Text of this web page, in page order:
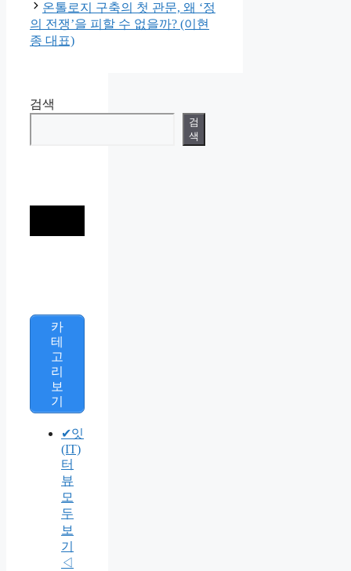
온톨로지 구축의 첫 관문, 왜 ‘정
의 전쟁’을 피할 수 없을까? (이현
종 대표)
검색
검
색
카
테
고
리
보
기
✔잇
(IT)
터
뷰
모
두
보
기
◁